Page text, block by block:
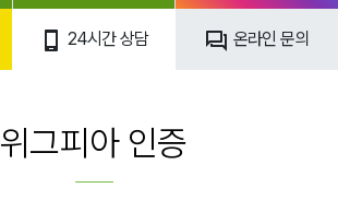
24시간 상담 온라인 문의
위그피아 인증